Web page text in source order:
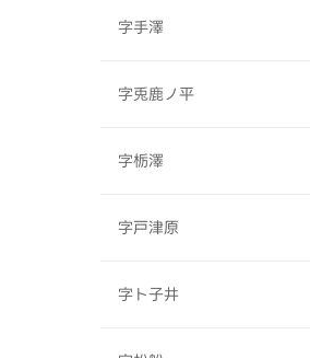
字手澤
字兎鹿ノ平
字栃澤
字戸津原
字ト子井